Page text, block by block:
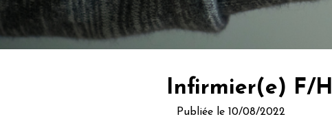
Infirmier(e) F/H
Publiée le 10/08/2022